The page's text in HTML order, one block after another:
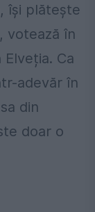
își plătește
votează în
Ca
adevăr în
din
doar o